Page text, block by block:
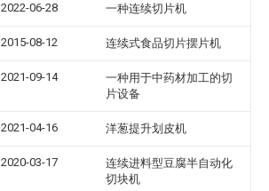
2022-06-28 一种连续切片机
2015-08-12 连续式食品切片摆片机
2021-09-14
一种用于中药材加工的切
片设备
2021-04-16 洋葱提升划皮机
2020-03-17
连续进料型豆腐半自动化
切块机